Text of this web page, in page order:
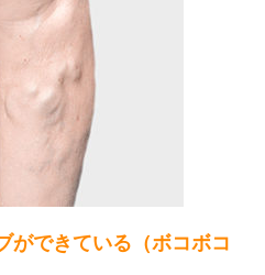
ができている（ボコボコ